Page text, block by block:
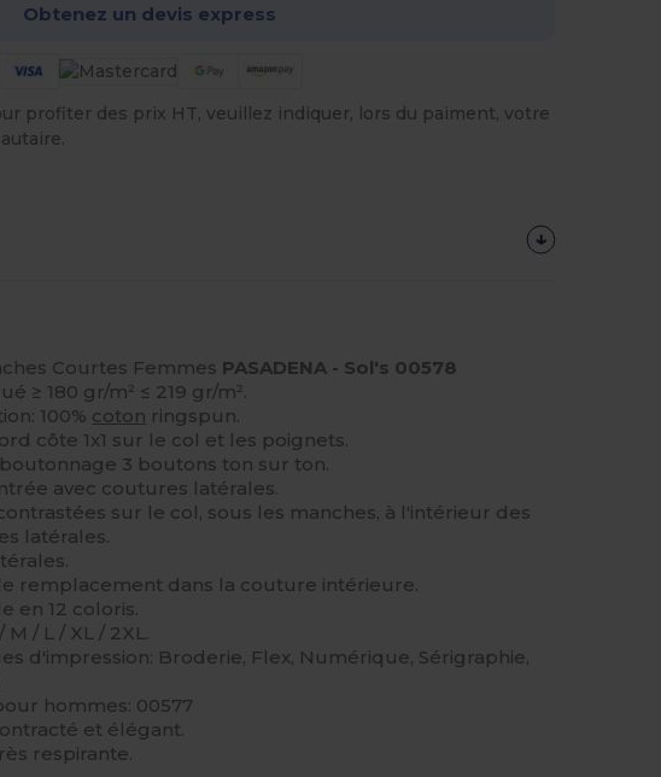
Obtenez un devis express
profiter des prix HT, veuillez indiquer, lors du paiment, votre
Courtes Femmes PASADENA - Sol's 00578
≥ 180 gr/m² ≤ 219 gr/m².
100% coton ringspun.
côte 1x1 sur le col et les poignets.
3 boutons ton sur ton.
avec coutures latérales.
sur le col, sous les manches, à l'intérieur des
latérales.
remplacement dans la couture intérieure.
en 12 coloris.
M / L / XL / 2XL.
d'impression: Broderie, Flex, Numérique, Sérigraphie,
hommes: 00577
et élégant.
respirante.